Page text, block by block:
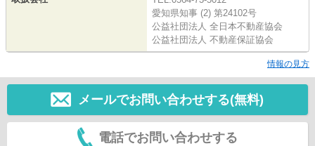
愛知県知事 (2) 第24102号
公益社団法人 全日本不動産協会
公益社団法人 不動産保証協会
情報の見方
メールでお問い合わせする(無料)
電話でお問い合わせする